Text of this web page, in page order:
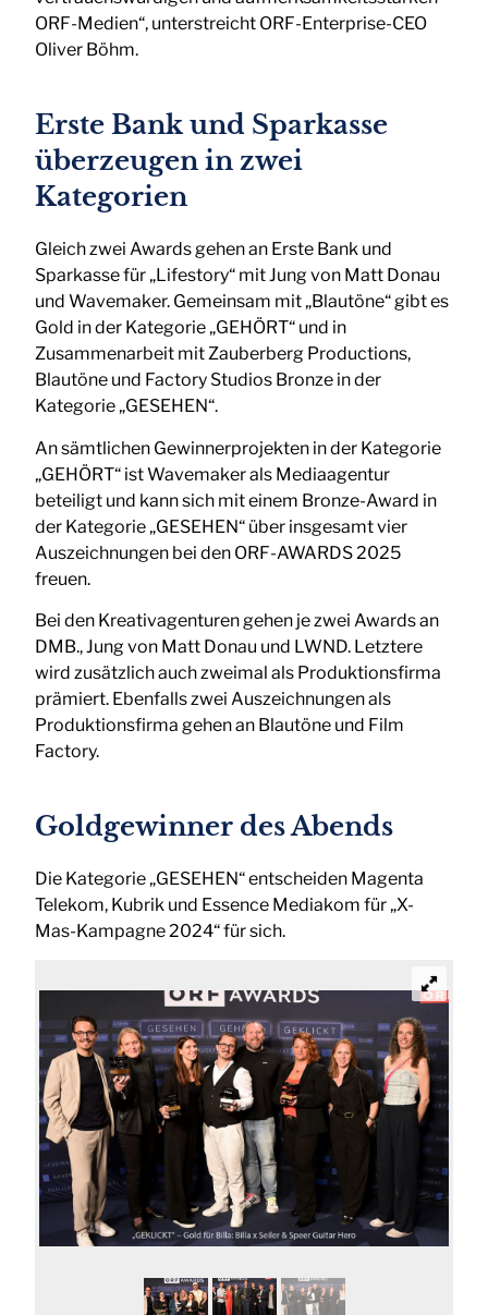
ORF-Medien“, unterstreicht ORF-Enterprise-CEO
Oliver Böhm.
Erste Bank und Sparkasse
überzeugen in zwei
Kategorien
Gleich zwei Awards gehen an Erste Bank und
Sparkasse für „Lifestory“ mit Jung von Matt Donau
und Wavemaker. Gemeinsam mit „Blautöne“ gibt es
Gold in der Kategorie „GEHÖRT“ und in
Zusammenarbeit mit Zauberberg Productions,
Blautöne und Factory Studios Bronze in der
Kategorie „GESEHEN“.
An sämtlichen Gewinnerprojekten in der Kategorie
„GEHÖRT“ ist Wavemaker als Mediaagentur
beteiligt und kann sich mit einem Bronze-Award in
der Kategorie „GESEHEN“ über insgesamt vier
Auszeichnungen bei den ORF-AWARDS 2025
freuen.
Bei den Kreativagenturen gehen je zwei Awards an
DMB., Jung von Matt Donau und LWND. Letztere
wird zusätzlich auch zweimal als Produktionsfirma
prämiert. Ebenfalls zwei Auszeichnungen als
Produktionsfirma gehen an Blautöne und Film
Factory.
Goldgewinner des Abends
Die Kategorie „GESEHEN“ entscheiden Magenta
Telekom, Kubrik und Essence Mediakom für „X-
Mas-Kampagne 2024“ für sich.